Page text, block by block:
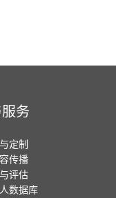
务
定制
传播
评估
数据库